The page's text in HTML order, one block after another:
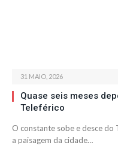
31 MAIO, 2026
Quase seis meses
Teleférico
O constante sobe e desce
a paisagem da cidade…